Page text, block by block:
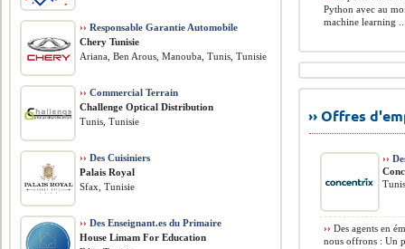
Python avec au
machine learning
›› Offres
››
›› Des agents en
nous offrons : Un
›› Responsable Garantie Automobile
Chery Tunisie
Ariana, Ben Arous, Manouba, Tunis, Tunisie
›› Commercial Terrain
Challenge Optical Distribution
Tunis, Tunisie
›› Des Cuisiniers
Palais Royal
Sfax, Tunisie
›› Des Enseignant.es du Primaire
House Limam For Education